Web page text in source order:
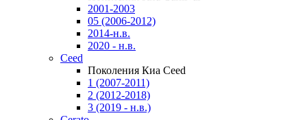
2001-2003
05 (2006-2012)
2014-н.в.
2020 - н.в.
Ceed
Поколения Киа Ceed
1 (2007-2011)
2 (2012-2018)
3 (2019 - н.в.)